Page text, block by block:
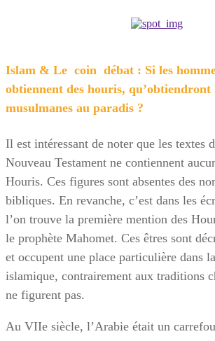
Islam & Le coin débat : Si les
obtiennent des houris, qu’obtiendront
musulmanes au paradis ?
Il est intéressant de noter que les textes
Nouveau Testament ne contiennent
Houris. Ces figures sont absentes des
bibliques. En revanche, c’est dans les
l’on trouve la première mention des
le prophète Mahomet. Ces êtres sont
et occupent une place particulière dans
islamique, contrairement aux traditions
ne figurent pas.
Au VIIe siècle, l’Arabie était un